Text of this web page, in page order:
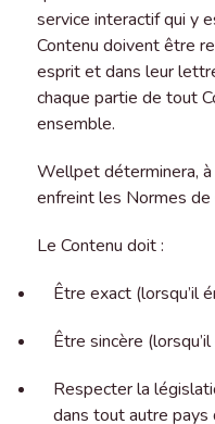
service interactif qui y
Contenu doivent être
esprit et dans leur
chaque partie de tout
ensemble.
Wellpet déterminera, à
enfreint les Normes de
Le Contenu doit :
Être exact (lorsqu’il
Être sincère
Respecter la
dans tout autre pays